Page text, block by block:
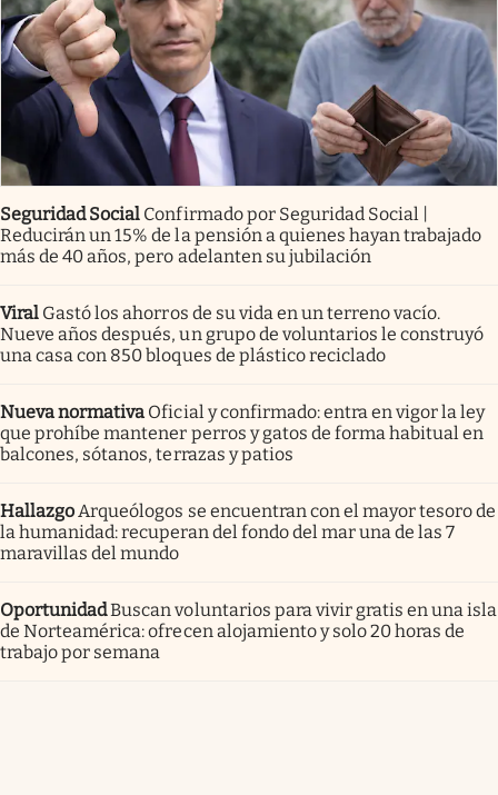
Seguridad Social Confirmado por Seguridad Social |
Reducirán un 15% de la pensión a quienes hayan trabajado
más de 40 años, pero adelanten su jubilación
Viral Gastó los ahorros de su vida en un terreno vacío.
Nueve años después, un grupo de voluntarios le construyó
una casa con 850 bloques de plástico reciclado
Nueva normativa Oficial y confirmado: entra en vigor la ley
que prohíbe mantener perros y gatos de forma habitual en
balcones, sótanos, terrazas y patios
Hallazgo Arqueólogos se encuentran con el mayor tesoro de
la humanidad: recuperan del fondo del mar una de las 7
maravillas del mundo
OportunidadBuscan voluntarios para vivir gratis en una isla
de Norteamérica: ofrecen alojamiento y solo 20 horas de
trabajo por semana